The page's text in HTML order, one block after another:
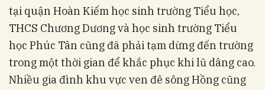
tại quận Hoàn Kiếm học sinh trường Tiểu học,
THCS Chương Dương và học sinh trường Tiểu
học Phúc Tân cũng đã phải tạm dừng đến trường
trong một thời gian để khắc phục khi lũ dâng cao.
Nhiều gia đình khu vực ven đê sông Hồng cũng